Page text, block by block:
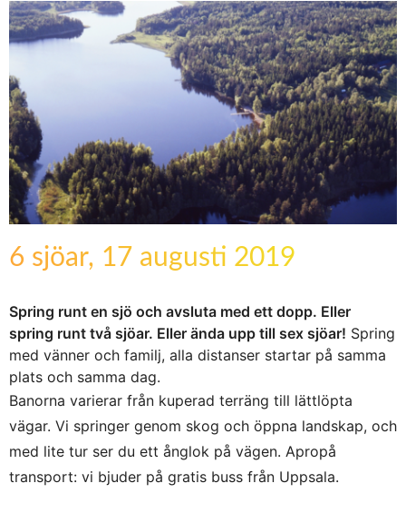
6 sjöar, 17 augusti 2019
Spring runt en sjö och avsluta med ett dopp. Eller
spring runt två sjöar. Eller ända upp till sex sjöar! Spring
med vänner och familj, alla distanser startar på samma
plats och samma dag.
Banorna varierar från kuperad terräng till lättlöpta
vägar. Vi springer genom skog och öppna landskap, och
med lite tur ser du ett ånglok på vägen. Apropå
transport: vi bjuder på gratis buss från Uppsala.